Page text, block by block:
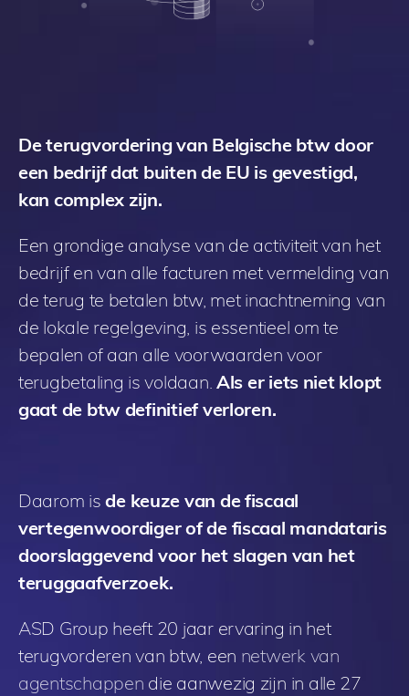
De terugvordering van Belgische btw door
een bedrijf dat buiten de EU is gevestigd,
kan complex zijn.
Een grondige analyse van de activiteit van het
bedrijf en van alle facturen met vermelding van
de terug te betalen btw, met inachtneming van
de lokale regelgeving, is essentieel om te
bepalen of aan alle voorwaarden voor
terugbetaling is voldaan. Als er iets niet klopt
gaat de btw definitief verloren.
Daarom isde keuze van de fiscaal
vertegenwoordiger of de fiscaal mandataris
doorslaggevend voor het slagen van het
teruggaafverzoek.
ASD Group heeft 20 jaar ervaring in het
terugvorderen van btw, een netwerk van
agentschappen die aanwezig zijn in alle 27